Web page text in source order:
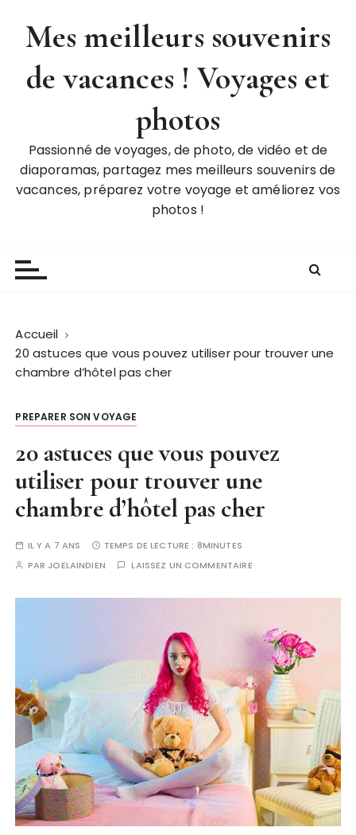
Mes meilleurs souvenirs
de vacances ! Voyages et
photos
Passionné de voyages, de photo, de vidéo et de
diaporamas, partagez mes meilleurs souvenirs de
vacances, préparez votre voyage et améliorez vos
photos !
Accueil
20 astuces que vous pouvez utiliser pour trouver une
chambre d’hôtel pas cher
PREPARER SON VOYAGE
20 astuces que vous pouvez
utiliser pour trouver une
chambre d’hôtel pas cher
IL Y A 7 ANS TEMPS DE LECTURE : 8MINUTES
PAR JOELAINDIEN LAISSEZ UN COMMENTAIRE